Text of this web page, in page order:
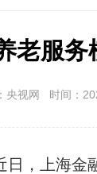
老服务
央视网 时间：
上海金融